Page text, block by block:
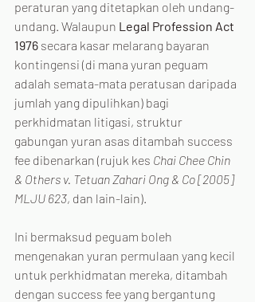
peraturan yang ditetapkan oleh undang-
undang. Walaupun Legal Profession Act
1976 secara kasar melarang bayaran
kontingensi (di mana yuran peguam
adalah semata-mata peratusan daripada
jumlah yang dipulihkan) bagi
perkhidmatan litigasi, struktur
gabungan yuran asas ditambah success
fee dibenarkan (rujuk kes Chai Chee Chin
& Others v. Tetuan Zahari Ong & Co [2005]
MLJU 623, dan lain-lain).
Ini bermaksud peguam boleh
mengenakan yuran permulaan yang kecil
untuk perkhidmatan mereka, ditambah
dengan success fee yang bergantung